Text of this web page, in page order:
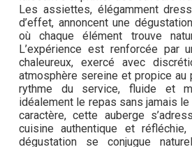
Les assiettes, élégamment
d’effet, annoncent une
où chaque élément trouve
L’expérience est renforcée par
chaleureux, exercé avec
atmosphère sereine et propice au
rythme du service, fluide et
idéalement le repas sans jamais le
caractère, cette auberge
cuisine authentique et
dégustation se conjugue